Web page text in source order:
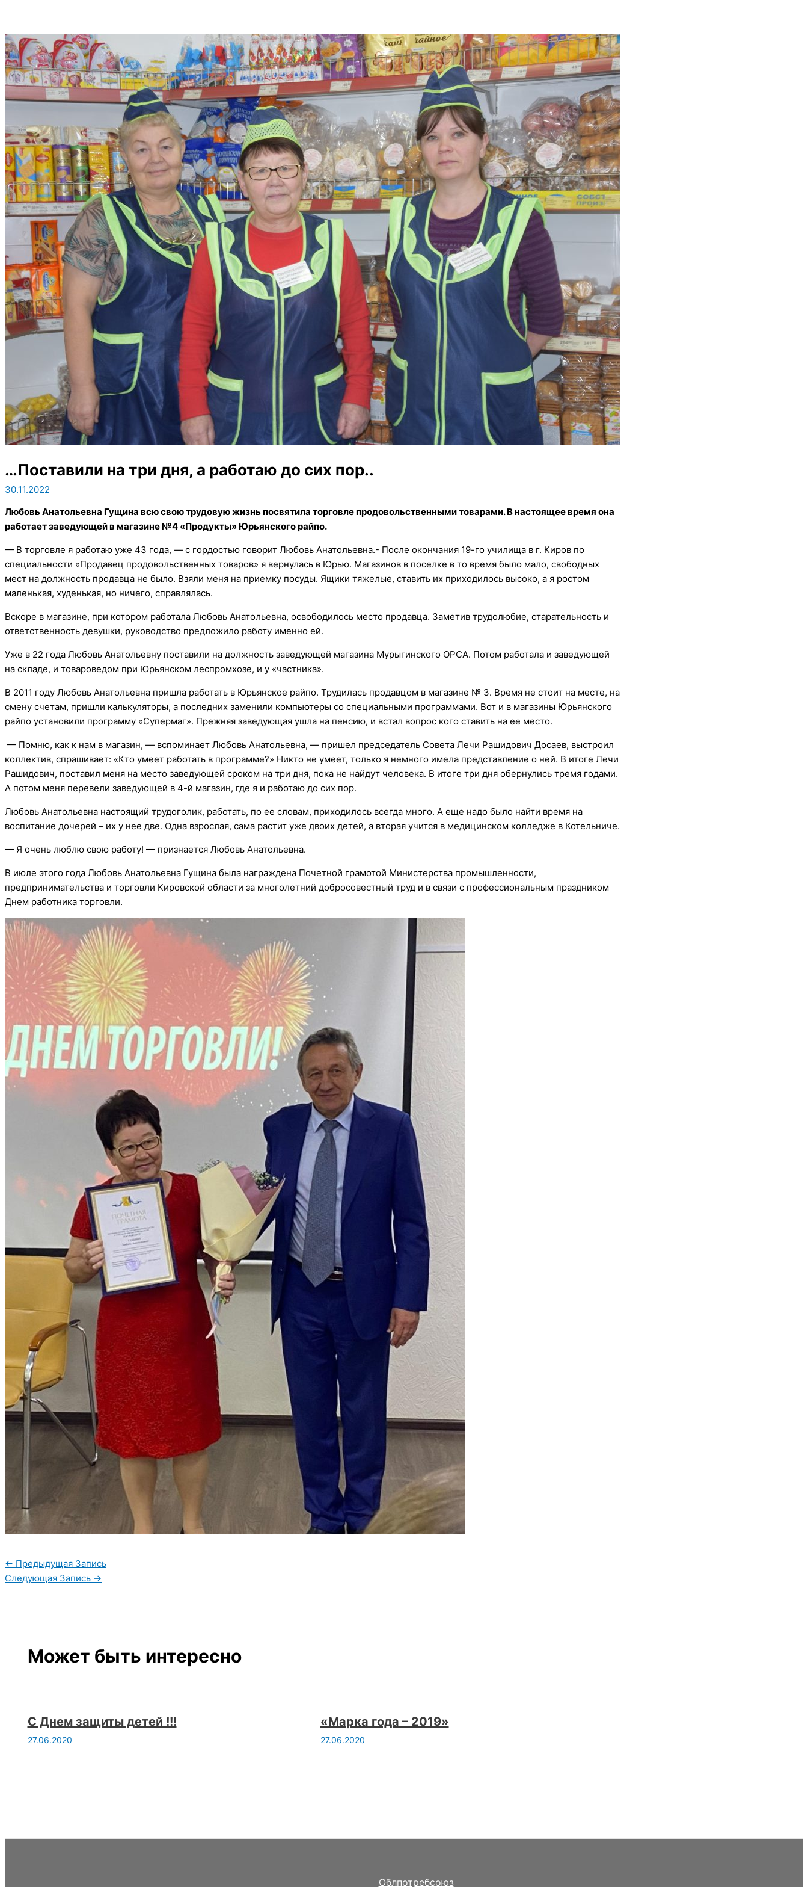
…Поставили на три дня, а работаю до сих пор..
30.11.2022
Любовь Анатольевна Гущина всю свою трудовую жизнь посвятила торговле продовольственными товарами. В настоящее время она
работает заведующей в магазине №4 «Продукты» Юрьянского райпо.
— В торговле я работаю уже 43 года, — с гордостью говорит Любовь Анатольевна.- После окончания 19-го училища в г. Киров по
специальности «Продавец продовольственных товаров» я вернулась в Юрью. Магазинов в поселке в то время было мало, свободных
мест на должность продавца не было. Взяли меня на приемку посуды. Ящики тяжелые, ставить их приходилось высоко, а я ростом
маленькая, худенькая, но ничего, справлялась.
Вскоре в магазине, при котором работала Любовь Анатольевна, освободилось место продавца. Заметив трудолюбие, старательность и
ответственность девушки, руководство предложило работу именно ей.
Уже в 22 года Любовь Анатольевну поставили на должность заведующей магазина Мурыгинского ОРСА. Потом работала и заведующей
на складе, и товароведом при Юрьянском леспромхозе, и у «частника».
В 2011 году Любовь Анатольевна пришла работать в Юрьянское райпо. Трудилась продавцом в магазине № 3. Время не стоит на месте, на
смену счетам, пришли калькуляторы, а последних заменили компьютеры со специальными программами. Вот и в магазины Юрьянского
райпо установили программу «Супермаг». Прежняя заведующая ушла на пенсию, и встал вопрос кого ставить на ее место.
— Помню, как к нам в магазин, — вспоминает Любовь Анатольевна, — пришел председатель Совета Лечи Рашидович Досаев, выстроил
коллектив, спрашивает: «Кто умеет работать в программе?» Никто не умеет, только я немного имела представление о ней. В итоге Лечи
Рашидович, поставил меня на место заведующей сроком на три дня, пока не найдут человека. В итоге три дня обернулись тремя годами.
А потом меня перевели заведующей в 4-й магазин, где я и работаю до сих пор.
Любовь Анатольевна настоящий трудоголик, работать, по ее словам, приходилось всегда много. А еще надо было найти время на
воспитание дочерей – их у нее две. Одна взрослая, сама растит уже двоих детей, а вторая учится в медицинском колледже в Котельниче.
— Я очень люблю свою работу! — признается Любовь Анатольевна.
В июле этого года Любовь Анатольевна Гущина была награждена Почетной грамотой Министерства промышленности,
предпринимательства и торговли Кировской области за многолетний добросовестный труд и в связи с профессиональным праздником
Днем работника торговли.
← Предыдущая Запись
Следующая Запись →
Может быть интересно
С Днем защиты детей !!!
27.06.2020
«Марка года – 2019»
27.06.2020
Облпотребсоюз